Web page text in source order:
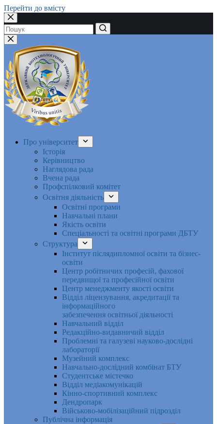
Перейти до вмісту
Немає
результатів
Про університет
Історія
Керівництво
Наглядова рада
Вчена рада
Профспілковий комітет
Освітня діяльність
Освітні програми
Навчальні плани
Якість освіти
Спеціальності та освітні програми ДБТУ
Структура
Інститут післядипломної освіти та бізнес-
освіти
Центр робітничих професій, фахової
передвищої та професійної освіти
Центр менеджменту якості освіти
Відділ ліцензування, акредитації та
інформаційного
забезпечення освітньої діяльності
Навчальний відділ
Редакційно-видавничий відділ
Проблемні та галузеві науково-дослідні
лабораторії
Музейний комплекс
Навчально-дослідний комбінат БТУ
Студентське містечко
Відділ медіакомунікацій
Кінно-спортивний комплекс
Дендропарк
Військово-мобілізаційний підрозділ
Публічна інформація